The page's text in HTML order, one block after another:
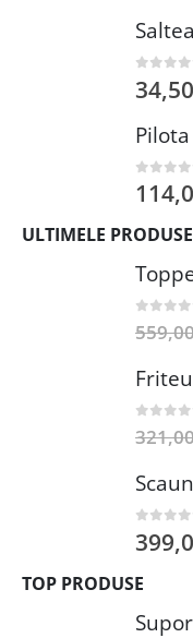
0 out
34,50
0 out
ULTIMELE PRODUSE
out
out
0 out
TOP PRODUSE